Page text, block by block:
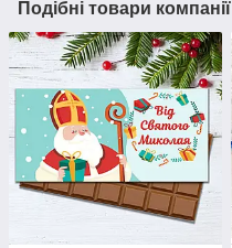
Подібні товари компанії